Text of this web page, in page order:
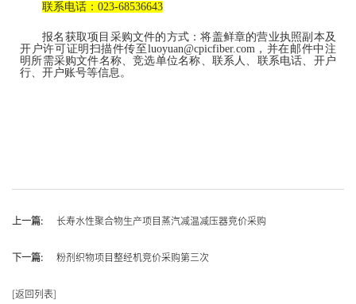
联系电话：023-68536643
报名获取项目采购文件的方式：将盖鲜章的营业执照副本及
开户许可证明扫描件传至 luoyuan@cpicfiber.com，并在邮件中注
明所需采购文件名称、竞选单位名称、联系人、联系电话、开户
行、开户账号等信息。
上一篇: 长寿水性聚合物生产项目蒸汽减温减压器竞价采购
下一篇: 粉剂织物项目整经机竞价采购第三次
返回列表